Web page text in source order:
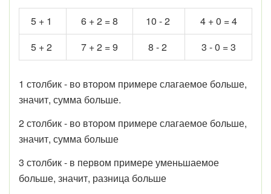
5 + 1 6 + 2 = 8 10 - 2
4 + 0 = 4
5 + 2
7 + 2 = 9 8 - 2 3 - 0 = 3
1 столбик - во втором примере слагаемое больше,
значит, сумма больше.
2 столбик - во втором примере слагаемое больше,
значит, сумма больше
3 столбик - в первом примере уменьшаемое
больше, значит, разница больше